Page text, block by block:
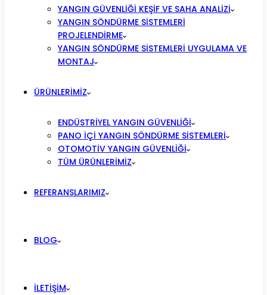
YANGIN GÜVENLIĞI KEŞIF VE SAHA ANALIZI
YANGIN SÖNDÜRME SISTEMLERI
PROJELENDIRME
YANGIN SÖNDÜRME SISTEMLERI UYGULAMA VE
MONTAJ
ÜRÜNLERIMIZ
ENDÜSTRIYEL YANGIN GÜVENLIĞI
PANO İÇI YANGIN SÖNDÜRME SISTEMLERI
OTOMOTIV YANGIN GÜVENLIĞI
TÜM ÜRÜNLERIMIZ
REFERANSLARIMIZ
BLOG
İLETIŞIM